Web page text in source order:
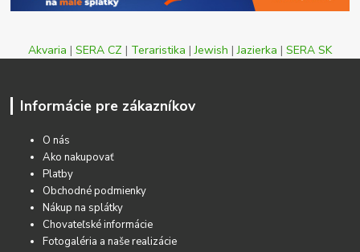
Akvaria | SERA CZ | Teraristika |Jewish |Jazierka | SERA SK
Informácie pre zákazníkov
O nás
Ako nakupovať
Platby
Obchodné podmienky
Nákup na splátky
Chovateľské informácie
Fotogaléria a naše realizácie